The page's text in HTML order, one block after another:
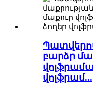
բարձր
վոլֆրամ...